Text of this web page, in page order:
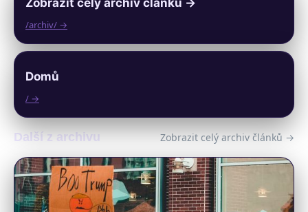
/archiv/ →
Domů
/ →
Další z archivu Zobrazit celý archiv článků →